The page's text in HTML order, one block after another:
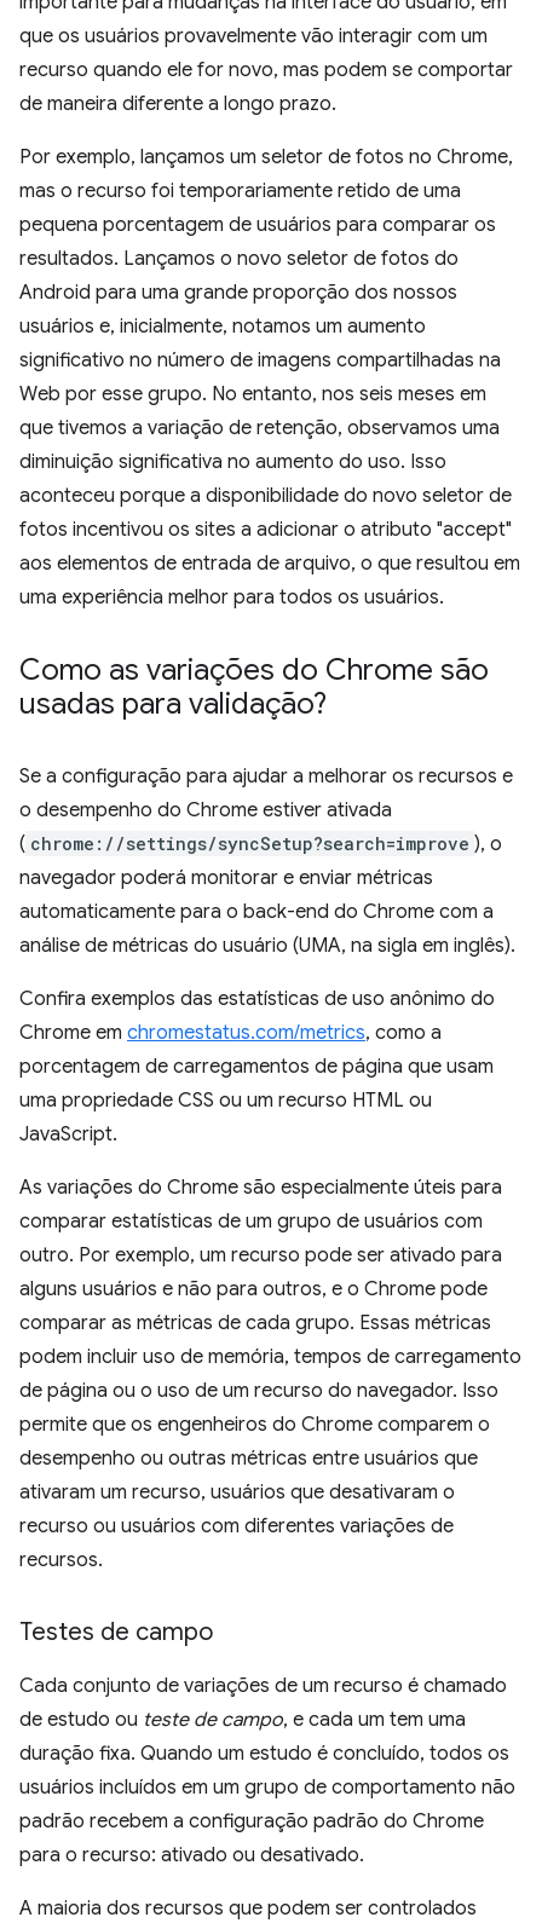
que os usuários provavelmente vão interagir com um
recurso quando ele for novo, mas podem se comportar
de maneira diferente a longo prazo.
Por exemplo, lançamos um seletor de fotos no Chrome,
mas o recurso foi temporariamente retido de uma
pequena porcentagem de usuários para comparar os
resultados. Lançamos o novo seletor de fotos do
Android para uma grande proporção dos nossos
usuários e, inicialmente, notamos um aumento
significativo no número de imagens compartilhadas na
Web por esse grupo. No entanto, nos seis meses em
que tivemos a variação de retenção, observamos uma
diminuição significativa no aumento do uso. Isso
aconteceu porque a disponibilidade do novo seletor de
fotos incentivou os sites a adicionar o atributo "accept"
aos elementos de entrada de arquivo, o que resultou em
uma experiência melhor para todos os usuários.
Como as variações do Chrome são
usadas para validação?
Se a configuração para ajudar a melhorar os recursos e
o desempenho do Chrome estiver ativada
( chrome://settings/syncSetup?search=improve ), o
navegador poderá monitorar e enviar métricas
automaticamente para o back-end do Chrome com a
análise de métricas do usuário (UMA, na sigla em inglês).
Confira exemplos das estatísticas de uso anônimo do
Chrome em chromestatus.com/metrics, como a
porcentagem de carregamentos de página que usam
uma propriedade CSS ou um recurso HTML ou
JavaScript.
As variações do Chrome são especialmente úteis para
comparar estatísticas de um grupo de usuários com
outro. Por exemplo, um recurso pode ser ativado para
alguns usuários e não para outros, e o Chrome pode
comparar as métricas de cada grupo. Essas métricas
podem incluir uso de memória, tempos de carregamento
de página ou o uso de um recurso do navegador. Isso
permite que os engenheiros do Chrome comparem o
desempenho ou outras métricas entre usuários que
ativaram um recurso, usuários que desativaram o
recurso ou usuários com diferentes variações de
recursos.
Testes de campo
Cada conjunto de variações de um recurso é chamado
de estudo ou teste de campo, e cada um tem uma
duração fixa. Quando um estudo é concluído, todos os
usuários incluídos em um grupo de comportamento não
padrão recebem a configuração padrão do Chrome
para o recurso: ativado ou desativado.
A maioria dos recursos que podem ser controlados